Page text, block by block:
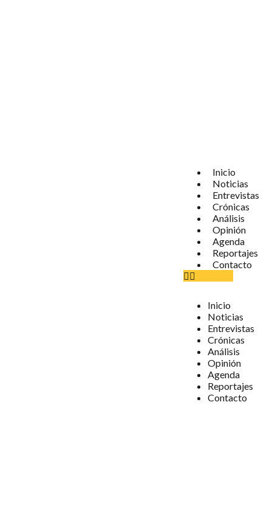
Inicio
Noticias
Entrevistas
Crónicas
Análisis
Opinión
Agenda
Reportajes
Contacto
Inicio
Noticias
Entrevistas
Crónicas
Análisis
Opinión
Agenda
Reportajes
Contacto